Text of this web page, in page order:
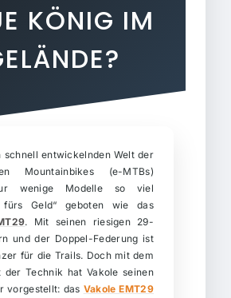
KÖNIG IM
schnell entwickelnden Welt der
Mountainbikes (e-MTBs)
wenige Modelle so viel
fürs Geld“ geboten wie das
. Mit seinen riesigen 29-
und der Doppel-Federung ist
für die Trails. Doch mit dem
der Technik hat Vakole seinen
vorgestellt: das Vakole EMT29